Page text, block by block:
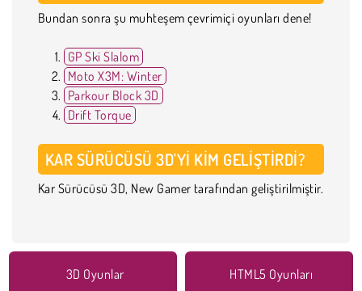
Bundan sonra şu muhteşem çevrimiçi oyunları dene!
GP Ski Slalom
Moto X3M: Winter
Parkour Block 3D
Drift Torque
KAR SÜRÜCÜSÜ 3D'YI KIM GELIŞTIRDI?
Kar Sürücüsü 3D, New Gamer tarafından geliştirilmiştir.
3D Oyunlar HTML5 Oyunları